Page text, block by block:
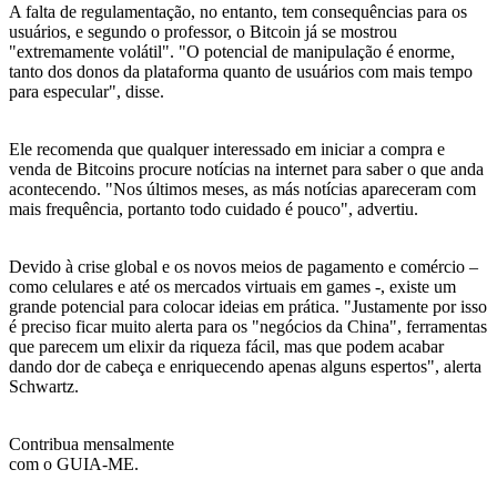
A falta de regulamentação, no entanto, tem consequências para os
usuários, e segundo o professor, o Bitcoin já se mostrou
"extremamente volátil". "O potencial de manipulação é enorme,
tanto dos donos da plataforma quanto de usuários com mais tempo
para especular", disse.
Ele recomenda que qualquer interessado em iniciar a compra e
venda de Bitcoins procure notícias na internet para saber o que anda
acontecendo. "Nos últimos meses, as más notícias apareceram com
mais frequência, portanto todo cuidado é pouco", advertiu.
Devido à crise global e os novos meios de pagamento e comércio –
como celulares e até os mercados virtuais em games -, existe um
grande potencial para colocar ideias em prática. "Justamente por isso
é preciso ficar muito alerta para os "negócios da China", ferramentas
que parecem um elixir da riqueza fácil, mas que podem acabar
dando dor de cabeça e enriquecendo apenas alguns espertos", alerta
Schwartz.
Contribua mensalmente
com o GUIA-ME.